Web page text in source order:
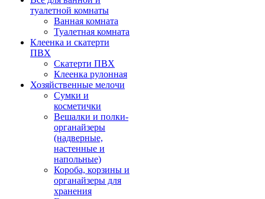
туалетной комнаты
Ванная комната
Туалетная комната
Клеенка и скатерти
ПВХ
Скатерти ПВХ
Клеенка рулонная
Хозяйственные мелочи
Сумки и
косметички
Вешалки и полки-
органайзеры
(надверные,
настенные и
напольные)
Короба, корзины и
органайзеры для
хранения